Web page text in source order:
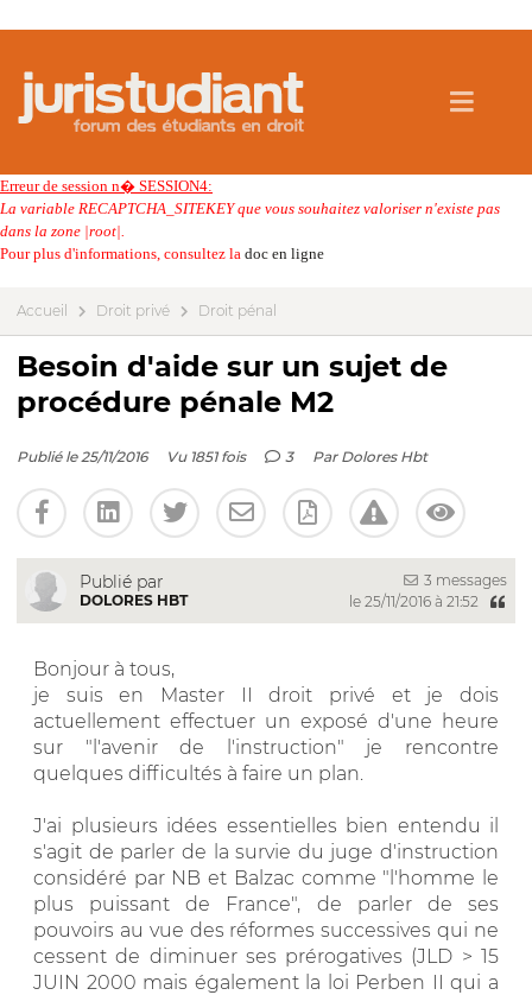
Erreur de session n� SESSION4:
La variable RECAPTCHA_SITEKEY que vous souhaitez valoriser n'existe pas
dans la zone |root|.
Pour plus d'informations, consultez la doc en ligne
Accueil Droit privé Droit pénal
Besoin d'aide sur un sujet de
procédure pénale M2
Publié le 25/11/2016 Vu 1851 fois 3 Par Dolores Hbt
Publié par
DOLORES HBT
3 messages
le 25/11/2016 à 21:52
Bonjour à tous,
je suis en Master II droit privé et je dois
actuellement effectuer un exposé d'une heure
sur "l'avenir de l'instruction" je rencontre
quelques difficultés à faire un plan.
J'ai plusieurs idées essentielles bien entendu il
s'agit de parler de la survie du juge d'instruction
considéré par NB et Balzac comme "l'homme le
plus puissant de France", de parler de ses
pouvoirs au vue des réformes successives qui ne
cessent de diminuer ses prérogatives (JLD > 15
JUIN 2000 mais également la loi Perben II qui a